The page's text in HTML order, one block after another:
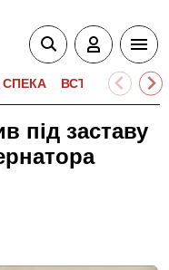
ВСТУПНА
під заставу